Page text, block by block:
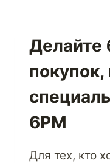
Делайте
покупок,
6PM
Для тех, кто